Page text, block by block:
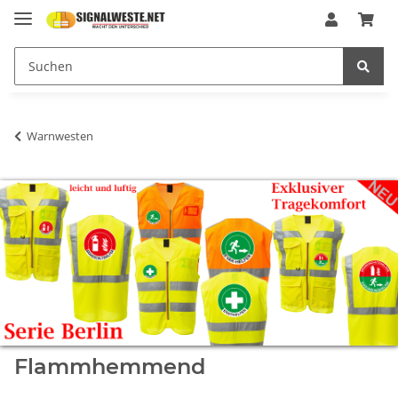
Warnwesten
Flammhemmend